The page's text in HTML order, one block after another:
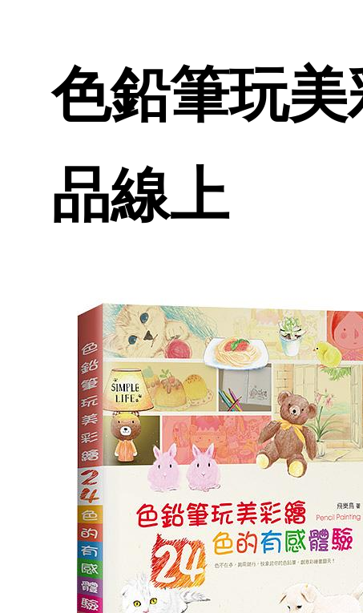
色鉛筆玩
品線上